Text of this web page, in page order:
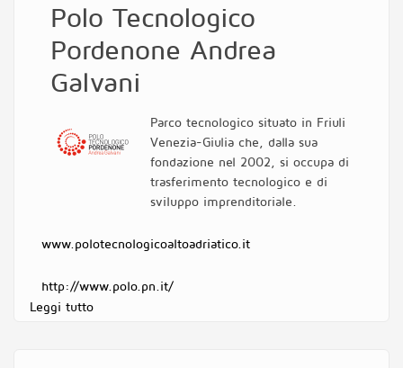
Polo Tecnologico
Pordenone Andrea
Galvani
Parco tecnologico situato in Friuli
Venezia-Giulia che, dalla sua
fondazione nel 2002, si occupa di
trasferimento tecnologico e di
sviluppo imprenditoriale.
www.polotecnologicoaltoadriatico.it
http://www.polo.pn.it/
Leggi tutto